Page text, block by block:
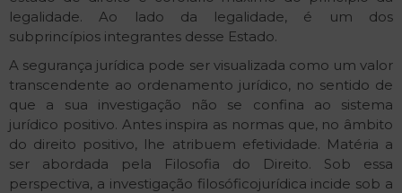
legalidade. Ao lado da legalidade, é um dos
subprincípios integrantes desse Estado.
A segurança jurídica pode ser visualizada como um valor
transcendente ao ordenamento jurídico, no sentido de
que a sua investigação não se confina ao sistema
jurídico positivo. Antes inspira as normas que, no âmbito
do direito positivo, lhe atribuem efetividade. Matéria a
ser abordada pela Filosofia do Direito. Sob essa
perspectiva, a investigação filosófico­jurídica incide sob a